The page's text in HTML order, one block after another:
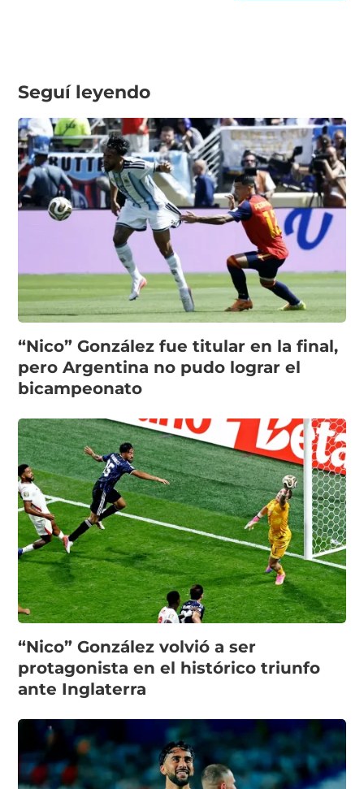
Seguí leyendo
“Nico” González fue titular en la final,
pero Argentina no pudo lograr el
bicampeonato
“Nico” González volvió a ser
protagonista en el histórico triunfo
ante Inglaterra